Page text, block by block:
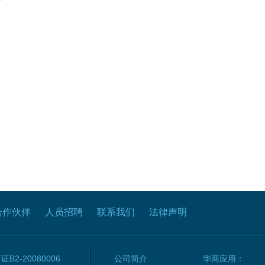
作伙伴 人员招聘 联系我们 法律声明
B2-20080006 公司简介 华商应用：